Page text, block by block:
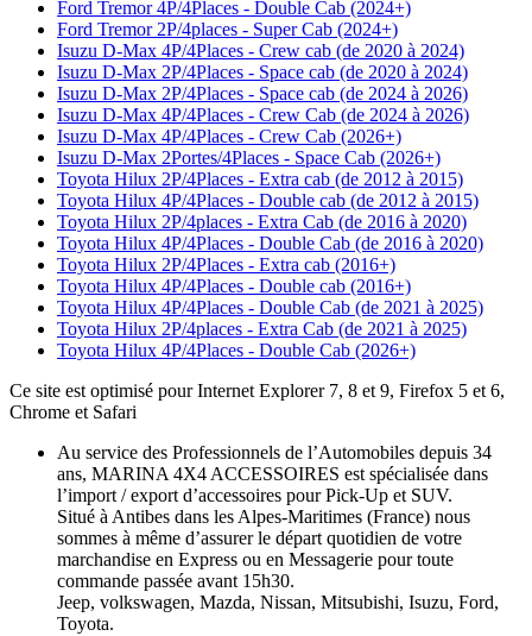
Ford Tremor 4P/4Places - Double Cab (2024+)
Ford Tremor 2P/4places - Super Cab (2024+)
Isuzu D-Max 4P/4Places - Crew cab (de 2020 à 2024)
Isuzu D-Max 2P/4Places - Space cab (de 2020 à 2024)
Isuzu D-Max 2P/4Places - Space cab (de 2024 à 2026)
Isuzu D-Max 4P/4Places - Crew Cab (de 2024 à 2026)
Isuzu D-Max 4P/4Places - Crew Cab (2026+)
Isuzu D-Max 2Portes/4Places - Space Cab (2026+)
Toyota Hilux 2P/4Places - Extra cab (de 2012 à 2015)
Toyota Hilux 4P/4Places - Double cab (de 2012 à 2015)
Toyota Hilux 2P/4places - Extra Cab (de 2016 à 2020)
Toyota Hilux 4P/4Places - Double Cab (de 2016 à 2020)
Toyota Hilux 2P/4Places - Extra cab (2016+)
Toyota Hilux 4P/4Places - Double cab (2016+)
Toyota Hilux 4P/4Places - Double Cab (de 2021 à 2025)
Toyota Hilux 2P/4places - Extra Cab (de 2021 à 2025)
Toyota Hilux 4P/4Places - Double Cab (2026+)
Ce site est optimisé pour Internet Explorer 7, 8 et 9, Firefox 5 et 6,
Chrome et Safari
Au service des Professionnels de l’Automobiles depuis 34
ans, MARINA 4X4 ACCESSOIRES est spécialisée dans
l’import / export d’accessoires pour Pick-Up et SUV.
Situé à Antibes dans les Alpes-Maritimes (France) nous
sommes à même d’assurer le départ quotidien de votre
marchandise en Express ou en Messagerie pour toute
commande passée avant 15h30.
Jeep, volkswagen, Mazda, Nissan, Mitsubishi, Isuzu, Ford,
Toyota.